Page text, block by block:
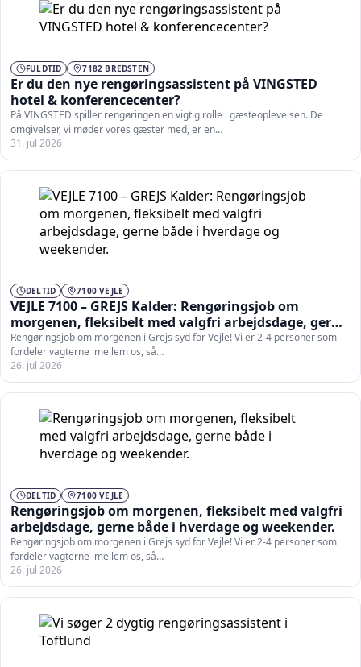
FULDTID 7182 BREDSTEN
Er du den nye rengøringsassistent på VINGSTED
hotel & konferencecenter?
På VINGSTED spiller rengøringen en vigtig rolle i gæsteoplevelsen. De
omgivelser, vi møder vores gæster med, er en…
31. jul 2026
DELTID 7100 VEJLE
VEJLE 7100 – GREJS Kalder: Rengøringsjob om
morgenen, fleksibelt med valgfri arbejdsdage, gerne
både i hverdage og weekender.
Rengøringsjob om morgenen i Grejs syd for Vejle! Vi er 2-4 personer som
fordeler vagterne imellem os, så…
26. jul 2026
DELTID 7100 VEJLE
Rengøringsjob om morgenen, fleksibelt med valgfri
arbejdsdage, gerne både i hverdage og weekender.
Rengøringsjob om morgenen i Grejs syd for Vejle! Vi er 2-4 personer som
fordeler vagterne imellem os, så…
26. jul 2026